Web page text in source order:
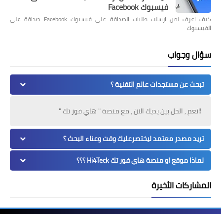
فيسبوك Facebook
كيف اعرف لمن ارسلت طلبات الصداقة على فيسبوك Facebook صداقة على
الفيسبوك
سؤال وجواب
تبحث عن مستجدات عالم التقنية ؟
!!نعم , الحل بين يديك الان ، مع منصة " هاي فور تك "
تريد مصدر معتمد ليختصرعليك وقت وعناء البحث ؟
لماذا موقع او منصة هاي فور تك Hi4Teck ؟؟؟
المشاركات الأخيرة